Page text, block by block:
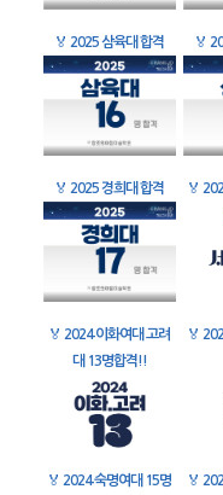
🏅 2025 삼육대 합격 🏅
🏅 2025 경희대 합격 🏅
🏅 2024 이화여대 고려
대 13명합격!!
🏅
🏅 2024 숙명여대 15명
🏅